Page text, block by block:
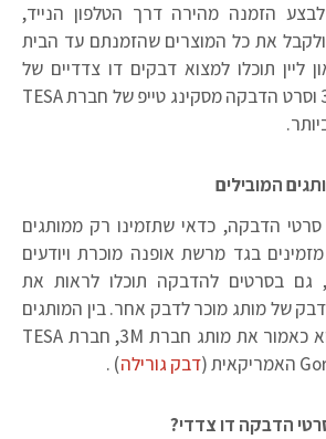
הזמנה מהירה דרך הטלפון הנייד,
את כל המוצרים שהזמנתם עד הבית
ליין תוכלו למצוא דבקים דו צדדיים של
המותג האמריקאי 3M וסרט הדבקה מסקינג טייפ של חברת TESA
המובילים
הדבקה, כדאי שתזמינו רק ממותגים
בגד מרשת אופנה מוכרת ויודעים
גם בסרטים להדבקה תוכלו לראות את
של מותג מוכר לדבק אחר. בין המותגים
המובילים תוכלו למצוא כאמור את מותג חברת 3M, חברת TESA
דבק גורילה) .
הדבקה דו צדדי?